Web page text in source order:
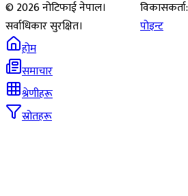
©2026नोटिफाई नेपाल।
सर्वाधिकार सुरक्षित।
विकासकर्ता:
पोइन्ट
होम
समाचार
श्रेणीहरू
स्रोतहरू